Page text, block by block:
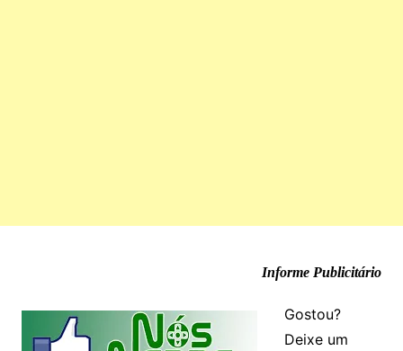
Informe Publicitário
Gostou?
Deixe um